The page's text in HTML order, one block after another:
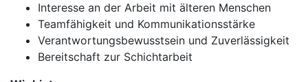
Interesse an der Arbeit mit älteren Menschen
Teamfähigkeit und Kommunikationsstärke
Verantwortungsbewusstsein und Zuverlässigkeit
Bereitschaft zur Schichtarbeit